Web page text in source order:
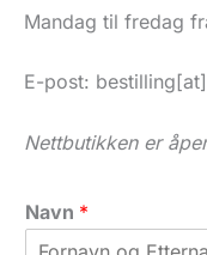
Mandag til fredag
E-post:
Nettbutikken er
Navn *